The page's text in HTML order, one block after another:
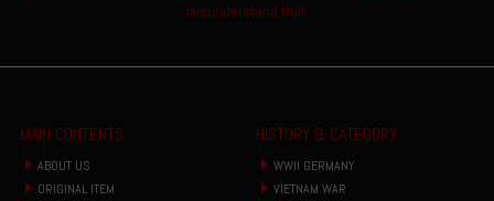
misunderstand that.
MAIN CONTENTS
ABOUT US
ORIGINAL ITEM
HISTORY & CATEGORY
WWII GERMANY
VIETNAM WAR